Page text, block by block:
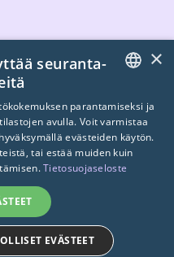
❤ byAvoin.Systems
FINNISH
SWEDISH
×
seuranta-
parantamiseksi ja
avulla. Voit varmistaa
evästeiden käytön.
tai estää muiden kuin
Tietosuojaseloste
EVÄSTEET